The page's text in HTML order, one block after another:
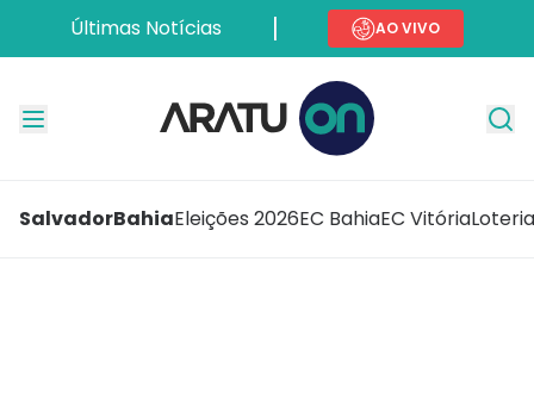
Últimas Notícias AO VIVO
SalvadorBahiaEleições 2026EC BahiaEC Vitória